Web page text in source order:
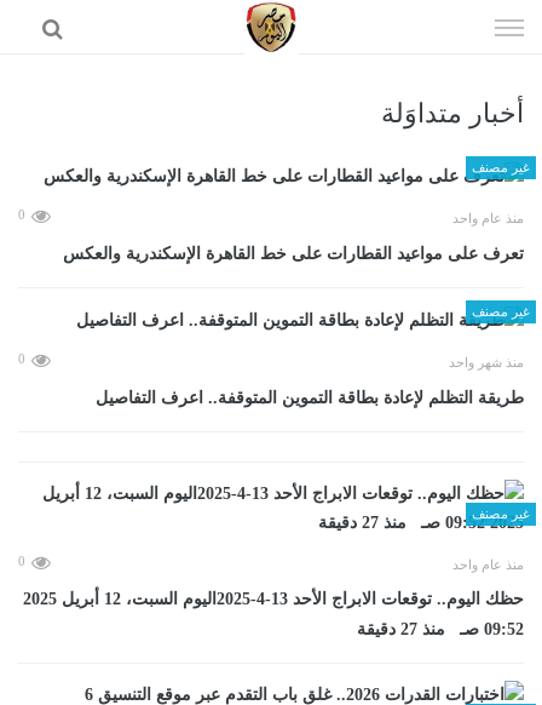
الى
أخبار متداوَلة
غير مصنف
منذ عام واحد 0
تعرف على مواعيد القطارات على خط القاهرة الإسكندرية والعكس
غير مصنف
منذ شهر واحد 0
طريقة التظلم لإعادة بطاقة التموين المتوقفة.. اعرف التفاصيل
غير مصنف
منذ عام واحد 0
حظك اليوم.. توقعات الابراج الأحد 13-4-2025اليوم السبت، 12 أبريل 2025
09:52 صـ منذ 27 دقيقة